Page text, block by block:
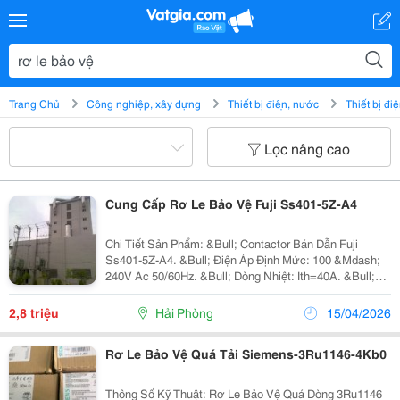
Trang Chủ Công nghiệp, xây dựng Thiết bị điện, nước Thiết bị
Lọc nâng cao
Cung Cấp Rơ Le Bảo Vệ Fuji Ss401-5Z-A4
Chi Tiết Sản Phẩm: &Bull; Contactor Bán Dẫn Fuji
Ss401-5Z-A4. &Bull; Điện Áp Định Mức: 100 &Mdash;
240V Ac 50/60Hz. &Bull; Dòng Nhiệt: Ith=40A. &Bull;
Công Suất Motor: 8Kw, 200 V Ac. &Bull; Điện Áp Điều
Khiển: Vn=200 &Mdash;240V Ac. Ii: Giới Thiệu
2,8 triệu Hải Phòng 15/04/2026
Rơ Le Bảo Vệ Quá Tải Siemens-3Ru1146-4Kb0
Thông Số Kỹ Thuật: Rơ Le Bảo Vệ Quá Dòng 3Ru1146